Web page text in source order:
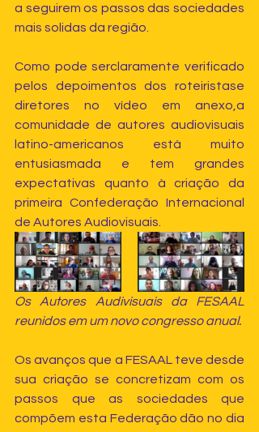
a seguirem os passos das sociedades
mais solidas da região.
Como pode serclaramente verificado
pelos depoimentos dos roteiristase
diretores no vídeo em anexo,a
comunidade de autores audiovisuais
latino-americanos está muito
entusiasmada e tem grandes
expectativas quanto à criação da
primeira Confederação Internacional
de Autores Audiovisuais.
Os Autores Audivisuais da FESAAL
reunidos em um novo congresso anual.
Os avanços que a FESAAL teve desde
sua criação se concretizam com os
passos que as sociedades que
compõem esta Federação dão no dia